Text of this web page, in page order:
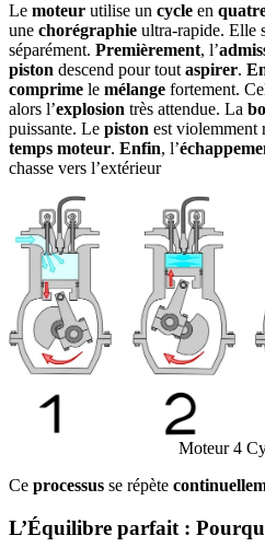
Le moteur utilise un cycle en
une chorégraphie ultra-rapide. Elle
séparément. Premièrement, l’
piston descend pour tout aspirer.
comprime le mélange fortement.
alors l’explosion très attendue. La
puissante. Le piston est violemment
temps moteur. Enfin, l’
chasse vers l’extérieur
Moteur 4
Ce processus se répète
L’Équilibre parfait :